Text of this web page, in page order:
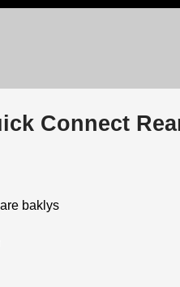
Connect
baklys